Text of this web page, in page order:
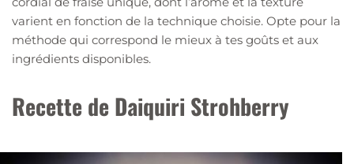
varient en fonction de la technique choisie. Opte pour la
méthode qui correspond le mieux à tes goûts et aux
ingrédients disponibles.
Recette de Daiquiri Strohberry